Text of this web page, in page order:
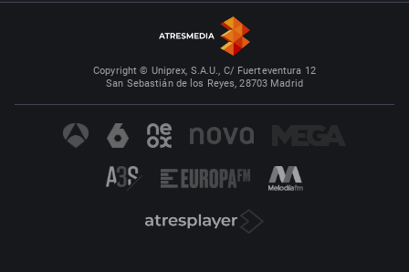
Copyright © Uniprex, S.A.U., C/ Fuerteventura 12
San Sebastián de los Reyes, 28703 Madrid